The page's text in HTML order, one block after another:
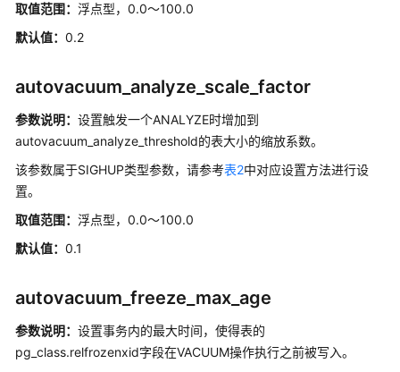
存
储
自
治
务
系
表
系
视
图
取值范围： 浮点型，0.0～100.0
默认值： 0.2
autovacuum_analyze_scale_factor
参数说明： 设置触发一个ANALYZE时增加到
autovacuum_analyze_threshold的表大小的缩放系数。
该参数属于SIGHUP类型参数，请参考表2中对应设置方法进行设
置。
取值范围： 浮点型，0.0～100.0
默认值： 0.1
autovacuum_freeze_max_age
参数说明： 设置事务内的最大时间，使得表的
pg_class.relfrozenxid字段在VACUUM操作执行之前被写入。